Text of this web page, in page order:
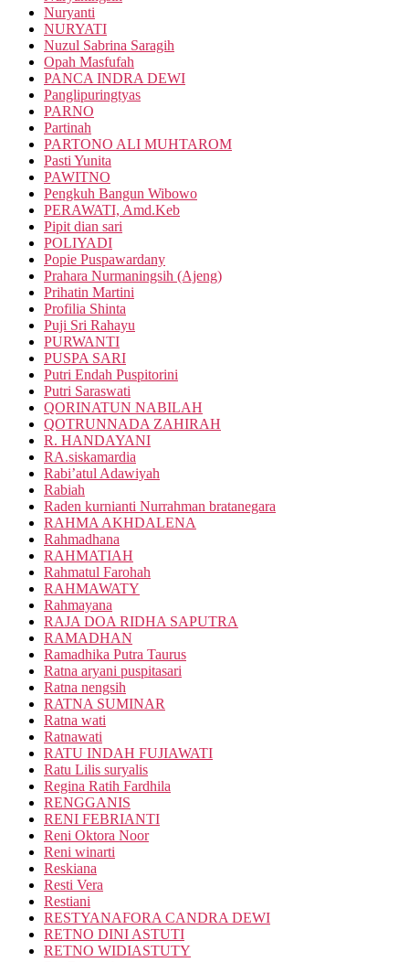
Nuryanti
NURYATI
Nuzul Sabrina Saragih
Opah Masfufah
PANCA INDRA DEWI
Panglipuringtyas
PARNO
Partinah
PARTONO ALI MUHTAROM
Pasti Yunita
PAWITNO
Pengkuh Bangun Wibowo
PERAWATI, Amd.Keb
Pipit dian sari
POLIYADI
Popie Puspawardany
Prahara Nurmaningsih (Ajeng)
Prihatin Martini
Profilia Shinta
Puji Sri Rahayu
PURWANTI
PUSPA SARI
Putri Endah Puspitorini
Putri Saraswati
QORINATUN NABILAH
QOTRUNNADA ZAHIRAH
R. HANDAYANI
RA.siskamardia
Rabi’atul Adawiyah
Rabiah
Raden kurnianti Nurrahman bratanegara
RAHMA AKHDALENA
Rahmadhana
RAHMATIAH
Rahmatul Farohah
RAHMAWATY
Rahmayana
RAJA DOA RIDHA SAPUTRA
RAMADHAN
Ramadhika Putra Taurus
Ratna aryani puspitasari
Ratna nengsih
RATNA SUMINAR
Ratna wati
Ratnawati
RATU INDAH FUJIAWATI
Ratu Lilis suryalis
Regina Ratih Fardhila
RENGGANIS
RENI FEBRIANTI
Reni Oktora Noor
Reni winarti
Reskiana
Resti Vera
Restiani
RESTYANAFORA CANDRA DEWI
RETNO DINI ASTUTI
RETNO WIDIASTUTY